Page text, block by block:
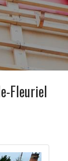
Fleuriel